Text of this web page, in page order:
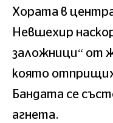
Хората в
Невшехир
заложници“ от
която
Бандата се
агнета.